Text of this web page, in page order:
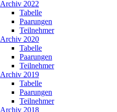
Archiv 2022
Tabelle
Paarungen
Teilnehmer
Archiv 2020
Tabelle
Paarungen
Teilnehmer
Archiv 2019
Tabelle
Paarungen
Teilnehmer
Archiv 2018